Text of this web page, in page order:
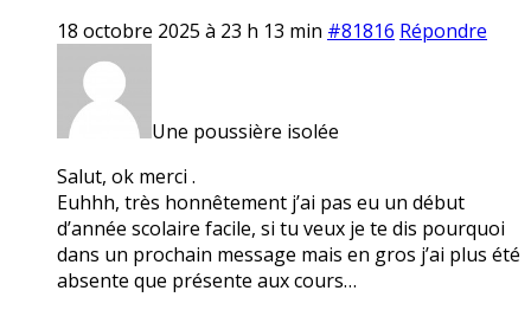
18 octobre 2025 à 23 h 13 min #81816 Répondre
Une poussière isolée
Salut, ok merci .
Euhhh, très honnêtement j’ai pas eu un début
d’année scolaire facile, si tu veux je te dis pourquoi
dans un prochain message mais en gros j’ai plus été
absente que présente aux cours…